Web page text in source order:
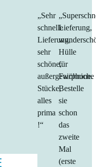
„Sehr
schnelle
Lieferung,
sehr
schöne,
außergewöhniche
Stücke,
alles
prima
!“
Lieferung,
Hülle
für
Fairphone.
Bestelle
sie
schon
das
zweite
Mal
(erste